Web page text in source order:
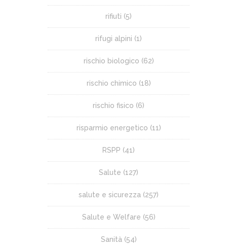
rifiuti (5)
rifugi alpini (1)
rischio biologico (62)
rischio chimico (18)
rischio fisico (6)
risparmio energetico (11)
RSPP (41)
Salute (127)
salute e sicurezza (257)
Salute e Welfare (56)
Sanità (54)